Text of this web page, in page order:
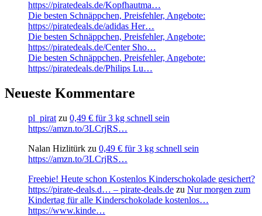
https://piratedeals.de/Kopfhautma…
Die besten Schnäppchen, Preisfehler, Angebote:
https://piratedeals.de/adidas Her…
Die besten Schnäppchen, Preisfehler, Angebote:
https://piratedeals.de/Center Sho…
Die besten Schnäppchen, Preisfehler, Angebote:
https://piratedeals.de/Philips Lu…
Neueste Kommentare
pl_pirat zu 0,49 € für 3 kg schnell sein
https://amzn.to/3LCrjRS…
Nalan Hizlitürk zu 0,49 € für 3 kg schnell sein
https://amzn.to/3LCrjRS…
Freebie! Heute schon Kostenlos Kinderschokolade gesichert?
https://pirate-deals.d… – pirate-deals.de zu Nur morgen zum
Kindertag für alle Kinderschokolade kostenlos…
https://www.kinde…